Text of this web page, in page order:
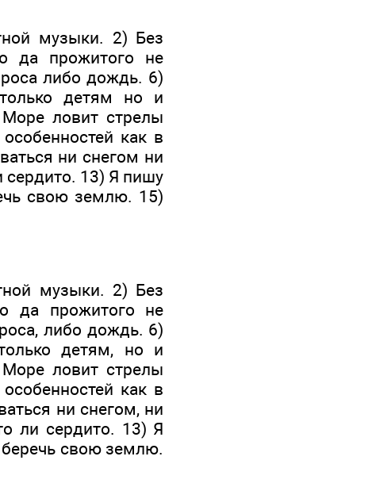
музыки. 2) Без
да прожитого не
либо дождь. 6)
детям но и
ловит стрелы
как в
ни снегом ни
13) Я пишу
свою землю. 15)
музыки. 2) Без
да прожитого не
либо дождь. 6)
детям, но и
ловит стрелы
как в
ни снегом, ни
ли сердито. 13) Я
свою землю.